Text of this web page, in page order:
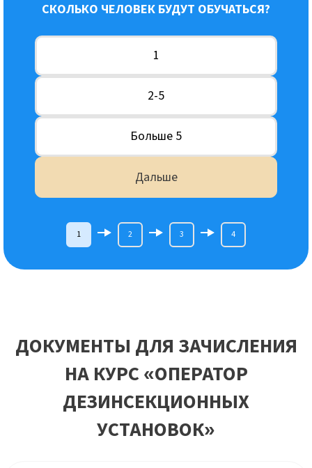
СКОЛЬКО ЧЕЛОВЕК БУДУТ ОБУЧАТЬСЯ?
1
2-5
Больше 5
Дальше
1 2 3 4
ДОКУМЕНТЫ ДЛЯ ЗАЧИСЛЕНИЯ
НА КУРС «ОПЕРАТОР
ДЕЗИНСЕКЦИОННЫХ
УСТАНОВОК»